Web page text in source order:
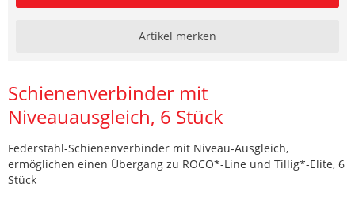
Artikel merken
Schienenverbinder mit
Niveauausgleich, 6 Stück
Federstahl-Schienenverbinder mit Niveau-Ausgleich,
ermöglichen einen Übergang zu ROCO*-Line und Tillig*-Elite, 6
Stück